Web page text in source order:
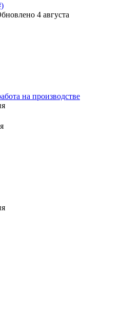
4 августа
на производстве